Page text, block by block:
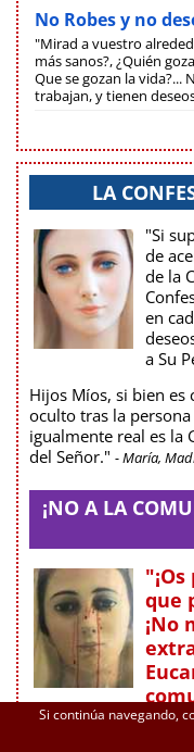
No Robes y no
"Mirad a vuestro
más sanos?, ¿Quién
Que se gozan la
trabajan, y tienen
LA
"Si
de
de la
en
a Su
Hijos Míos, si bien
oculto tras la
igualmente real es la
del Señor." - María,
¡NO A LA
que
¡No
laicos, ni más
Si continúa navegando,